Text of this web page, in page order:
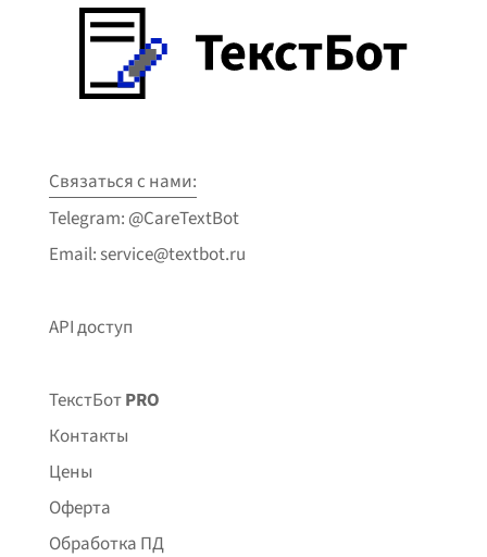
Связаться с нами:
Telegram: @CareTextBot
Email: service@textbot.ru
API доступ
ТекстБотPRO
Контакты
Цены
Оферта
Обработка ПД